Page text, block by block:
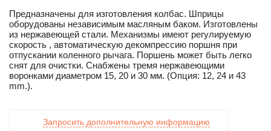
Предназначены для изготовления колбас. Шприцы
оборудованы независимым масляным баком. Изготовлены
из нержавеющей стали. Механизмы имеют регулируемую
скорость , автоматическую декомпрессию поршня при
отпускании коленного рычага. Поршень может быть легко
снят для очистки. Снабжены тремя нержавеющими
воронками диаметром 15, 20 и 30 мм. (Опция: 12, 24 и 43
mm.).
Запросить дополнительную информацию